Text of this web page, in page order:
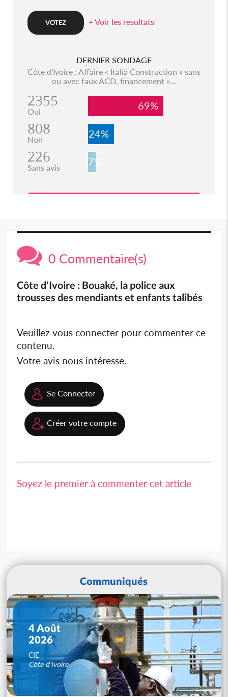
+ Voir les resultats
DERNIER SONDAGE
Côte d'Ivoire : Affaire « Italia Construction » sans
ou avec faux ACD, financement «...
2355
Oui 69%
808
Non 24%
226
Sans avis 7%
0 Commentaire(s)
Côte d'Ivoire : Bouaké, la police aux
trousses des mendiants et enfants talibés
Veuillez vous connecter pour commenter ce
contenu.
Votre avis nous intéresse.
Se Connecter
Créer votre compte
Soyez le premier à commenter cet article
Communiqués
4 Août
2026
CIE
Côte d'Ivoire